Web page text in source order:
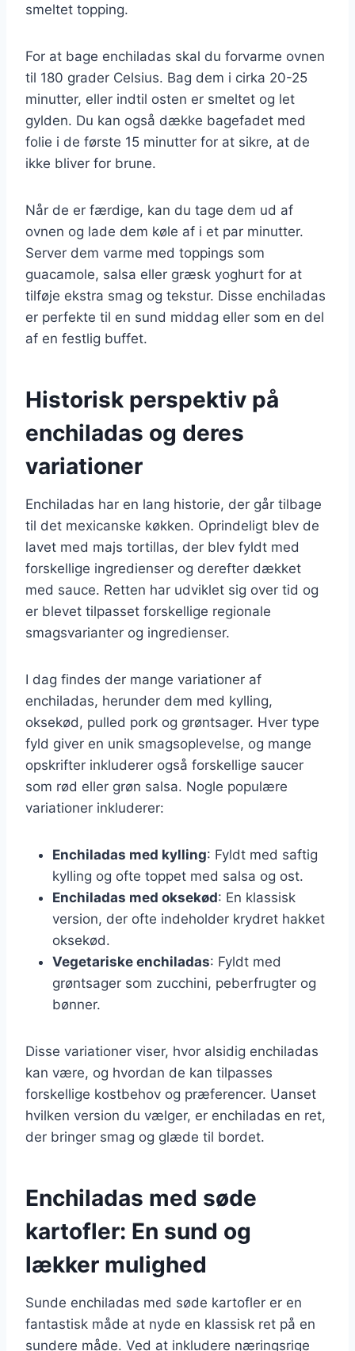
smeltet topping.
For at bage enchiladas skal du forvarme ovnen
til 180 grader Celsius. Bag dem i cirka 20-25
minutter, eller indtil osten er smeltet og let
gylden. Du kan også dække bagefadet med
folie i de første 15 minutter for at sikre, at de
ikke bliver for brune.
Når de er færdige, kan du tage dem ud af
ovnen og lade dem køle af i et par minutter.
Server dem varme med toppings som
guacamole, salsa eller græsk yoghurt for at
tilføje ekstra smag og tekstur. Disse enchiladas
er perfekte til en sund middag eller som en del
af en festlig buffet.
Historisk perspektiv på
enchiladas og deres
variationer
Enchiladas har en lang historie, der går tilbage
til det mexicanske køkken. Oprindeligt blev de
lavet med majs tortillas, der blev fyldt med
forskellige ingredienser og derefter dækket
med sauce. Retten har udviklet sig over tid og
er blevet tilpasset forskellige regionale
smagsvarianter og ingredienser.
I dag findes der mange variationer af
enchiladas, herunder dem med kylling,
oksekød, pulled pork og grøntsager. Hver type
fyld giver en unik smagsoplevelse, og mange
opskrifter inkluderer også forskellige saucer
som rød eller grøn salsa. Nogle populære
variationer inkluderer:
Enchiladas med kylling: Fyldt med saftig
kylling og ofte toppet med salsa og ost.
Enchiladas med oksekød: En klassisk
version, der ofte indeholder krydret hakket
oksekød.
Vegetariske enchiladas: Fyldt med
grøntsager som zucchini, peberfrugter og
bønner.
Disse variationer viser, hvor alsidig enchiladas
kan være, og hvordan de kan tilpasses
forskellige kostbehov og præferencer. Uanset
hvilken version du vælger, er enchiladas en ret,
der bringer smag og glæde til bordet.
Enchiladas med søde
kartofler: En sund og
lækker mulighed
Sunde enchiladas med søde kartofler er en
fantastisk måde at nyde en klassisk ret på en
sundere måde. Ved at inkludere næringsrige